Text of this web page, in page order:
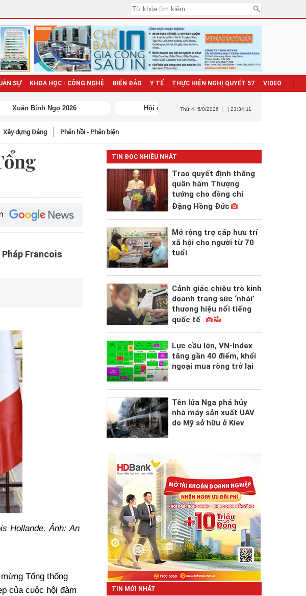
SỰ KHOA HỌC - CÔNG NGHỆ BIỂN ĐẢO Y TẾ THỰC HIỆN NGHỊ QUYẾT 57 VIDEO
Thứ 4, 5/8/2026 | 23:34:12
Xây dựng Đảng Phản hồi - Phản biện
Francois
Hollande. Ảnh: An
Tổng thống
của cuộc hội đàm
TIN ĐỌC NHIỀU NHẤT
Trao quyết định thăng
quân hàm Thượng
tướng cho đồng chí
Đặng Hồng Đức
Mở rộng trợ cấp hưu trí
xã hội cho người từ 70
tuổi
Cảnh giác chiêu trò kinh
doanh trang sức ‘nhái’
thương hiệu nổi tiếng
quốc tế
Lực cầu lớn, VN-Index
tăng gần 40 điểm, khối
ngoại mua ròng trở lại
Tên lửa Nga phá hủy
nhà máy sản xuất UAV
do Mỹ sở hữu ở Kiev
TIN MỚI NHẤT